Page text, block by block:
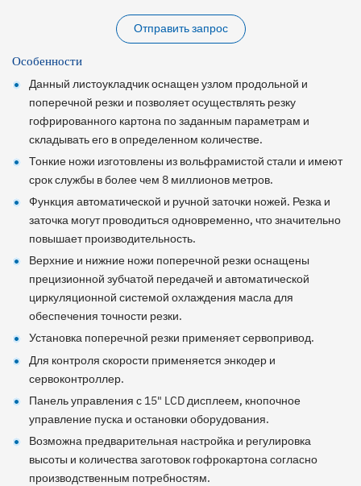
Отправить запрос
Особенности
Данный листоукладчик оснащен узлом продольной и
поперечной резки и позволяет осуществлять резку
гофрированного картона по заданным параметрам и
складывать его в определенном количестве.
Тонкие ножи изготовлены из вольфрамистой стали и имеют
срок службы в более чем 8 миллионов метров.
Функция автоматической и ручной заточки ножей. Резка и
заточка могут проводиться одновременно, что значительно
повышает производительность.
Верхние и нижние ножи поперечной резки оснащены
прецизионной зубчатой передачей и автоматической
циркуляционной системой охлаждения масла для
обеспечения точности резки.
Установка поперечной резки применяет сервопривод.
Для контроля скорости применяется энкодер и
сервоконтроллер.
Панель управления с 15" LCD дисплеем, кнопочное
управление пуска и остановки оборудования.
Возможна предварительная настройка и регулировка
высоты и количества заготовок гофрокартона согласно
производственным потребностям.